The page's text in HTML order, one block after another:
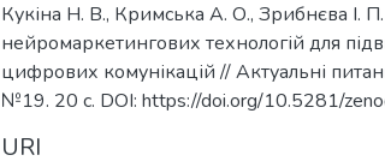
Кукіна Н. В., Кримська А. О., Зрибнєва І.
нейромаркетингових технологій для
цифрових комунікацій // Актуальні
№19. 20 с. DOI: https://doi.org/10.5281/
URI